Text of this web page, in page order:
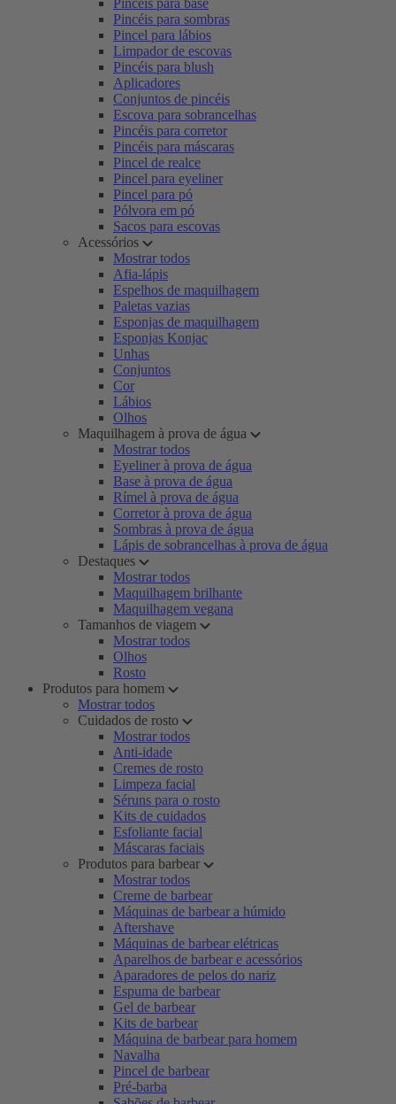
Pincéis para base
Pincéis para sombras
Pincel para lábios
Limpador de escovas
Pincéis para blush
Aplicadores
Conjuntos de pincéis
Escova para sobrancelhas
Pincéis para corretor
Pincéis para máscaras
Pincel de realce
Pincel para eyeliner
Pincel para pó
Pólvora em pó
Sacos para escovas
Acessórios
Mostrar todos
Afia-lápis
Espelhos de maquilhagem
Paletas vazias
Esponjas de maquilhagem
Esponjas Konjac
Unhas
Conjuntos
Cor
Lábios
Olhos
Maquilhagem à prova de água
Mostrar todos
Eyeliner à prova de água
Base à prova de água
Rímel à prova de água
Corretor à prova de água
Sombras à prova de água
Lápis de sobrancelhas à prova de água
Destaques
Mostrar todos
Maquilhagem brilhante
Maquilhagem vegana
Tamanhos de viagem
Mostrar todos
Olhos
Rosto
Produtos para homem
Mostrar todos
Cuidados de rosto
Mostrar todos
Anti-idade
Cremes de rosto
Limpeza facial
Séruns para o rosto
Kits de cuidados
Esfoliante facial
Máscaras faciais
Produtos para barbear
Mostrar todos
Creme de barbear
Máquinas de barbear a húmido
Aftershave
Máquinas de barbear elétricas
Aparelhos de barbear e acessórios
Aparadores de pelos do nariz
Espuma de barbear
Gel de barbear
Kits de barbear
Máquina de barbear para homem
Navalha
Pincel de barbear
Pré-barba